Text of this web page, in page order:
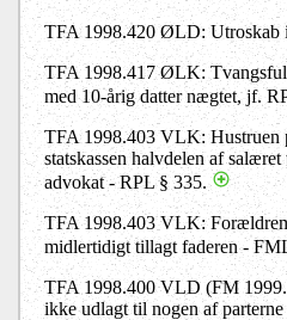
TFA 1998.420 ØLD: Utroskab
TFA 1998.417 ØLK:
med 10-årig datter nægtet, jf.
TFA 1998.403 VLK: Hustruen
statskassen halvdelen af
advokat - RPL § 335.
TFA 1998.403 VLK:
midlertidigt tillagt faderen -
TFA 1998.400 VLD (FM
ikke udlagt til nogen af